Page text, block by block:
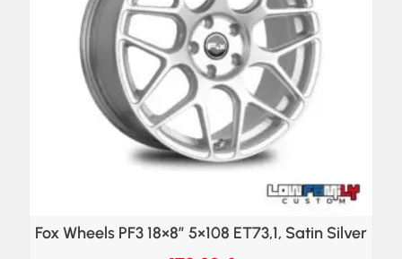
Fox Wheels PF3 18×8″ 5×108 ET73,1, Satin Silver